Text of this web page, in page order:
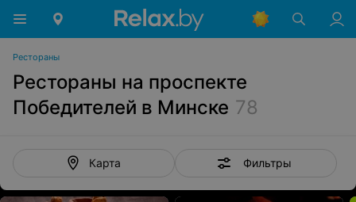
Рестораны
Рестораны на проспекте
Победителей в Минске 78
Карта Фильтры